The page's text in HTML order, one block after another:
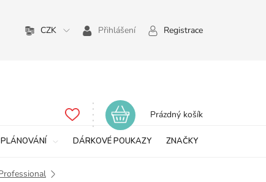
CZK Přihlášení Registrace
Nákupní
Prázdný košík
DÁRKOVÉ POUKAZY ZNAČKY